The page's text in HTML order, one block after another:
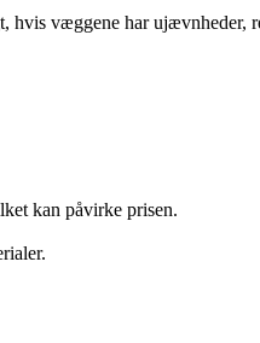
hvis væggene har ujævnheder,
kan påvirke prisen.